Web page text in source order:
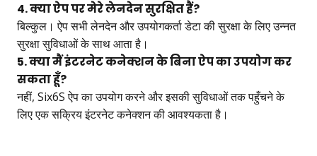
4. क्या ऐप पर मेरे लेनदेन सुरक्षित हैं?
बिल्कुल। ऐप सभी लेनदेन और उपयोगकर्ता डेटा की सुरक्षा के लिए उन्नत
सुरक्षा सुविधाओं के साथ आता है।
5. क्या मैं इंटरनेट कनेक्शन के बिना ऐप का उपयोग कर
सकता हूँ?
नहीं, Six6S ऐप का उपयोग करने और इसकी सुविधाओं तक पहुँचने के
लिए एक सक्रिय इंटरनेट कनेक्शन की आवश्यकता है।